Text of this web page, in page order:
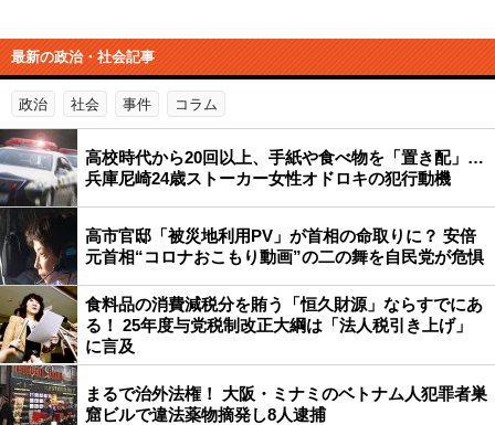
最新の政治・社会記事
政治 社会 事件 コラム
高校時代から20回以上、手紙や食べ物を「置き配」…
兵庫尼崎24歳ストーカー女性オドロキの犯行動機
高市官邸「被災地利用PV」が首相の命取りに？ 安倍
元首相“コロナおこもり動画”の二の舞を自民党が危惧
食料品の消費減税分を賄う「恒久財源」ならすでにあ
る！ 25年度与党税制改正大綱は「法人税引き上げ」
に言及
まるで治外法権！ 大阪・ミナミのベトナム人犯罪者巣
窟ビルで違法薬物摘発し8人逮捕